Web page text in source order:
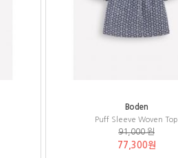
Boden
Puff Sleeve Woven Top
91,000 원
77,300원